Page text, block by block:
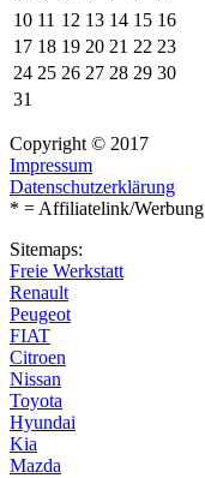
10 11 12 13 14 15 16
17 18 19 20 21 22 23
24 25 26 27 28 29 30
31
Copyright © 2017
Impressum
Datenschutzerklärung
* = Affiliatelink/Werbung
Sitemaps:
Freie Werkstatt
Renault
Peugeot
FIAT
Citroen
Nissan
Toyota
Hyundai
Kia
Mazda